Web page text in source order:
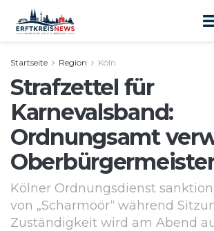
Startseite Region Köln
Strafzettel für
Karnevalsband:
Ordnungsamt
Kölner Ordnungsdienst
von „Scharmöör“ während
Zuständigkeit wird am Abend